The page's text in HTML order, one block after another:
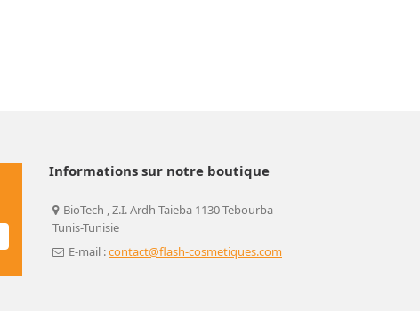
Informations sur notre boutique
BioTech , Z.I. Ardh Taieba 1130 Tebourba
Tunis-Tunisie
E-mail :contact@flash-cosmetiques.com